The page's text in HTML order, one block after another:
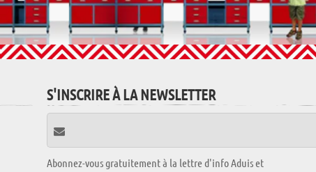
S'INSCRIRE À LA NEWSLETTER
Abonnez-vous gratuitement à la lettre d'info Aduis et